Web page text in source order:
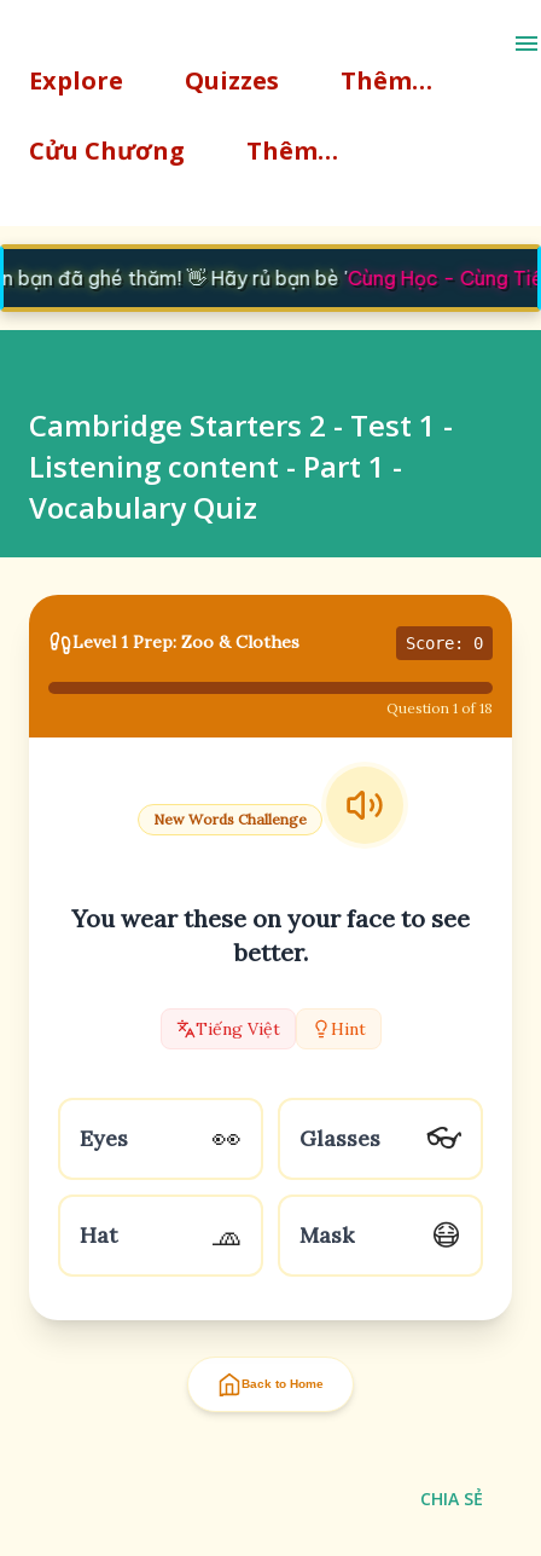
Explore Quizzes Thêm…
Cửu Chương Thêm…
bạn đã ghé thăm! 👋 Hãy rủ bạn bè 'Cùng Học - Cùng
Cambridge Starters 2 - Test 1 -
Listening content - Part 1 -
Vocabulary Quiz
Level 1 Prep: Zoo & Clothes Score: 0
Question 1 of 18
New Words Challenge
You wear these on your face to see
better.
Tiếng Việt Hint
Eyes 👀 Glasses 👓
Hat 🧢 Mask 😷
Back to Home
CHIA SẺ